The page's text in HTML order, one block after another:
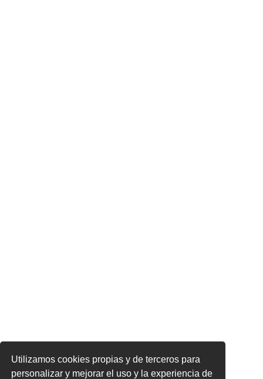
Utilizamos cookies propias y de terceros para
personalizar y mejorar el uso y la experiencia de